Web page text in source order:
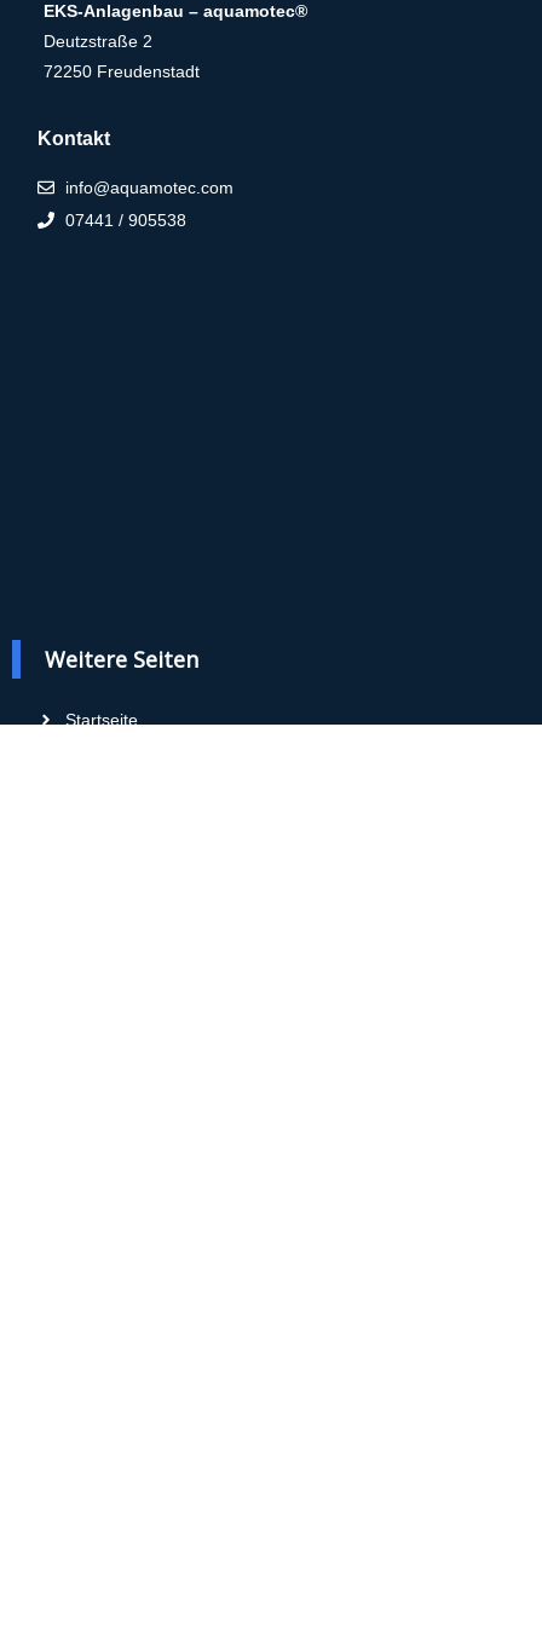
EKS-Anlagenbau – aquamotec®
Deutzstraße 2
72250 Freudenstadt
Kontakt
info@aquamotec.com
07441 / 905538
Weitere Seiten
Startseite